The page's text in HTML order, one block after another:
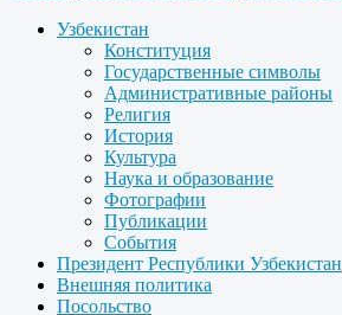
Узбекистан
Конституция
Государственные символы
Административные районы
Религия
История
Культура
Наука и образование
Фотографии
Публикации
События
Президент Республики Узбекистан
Внешняя политика
Посольство